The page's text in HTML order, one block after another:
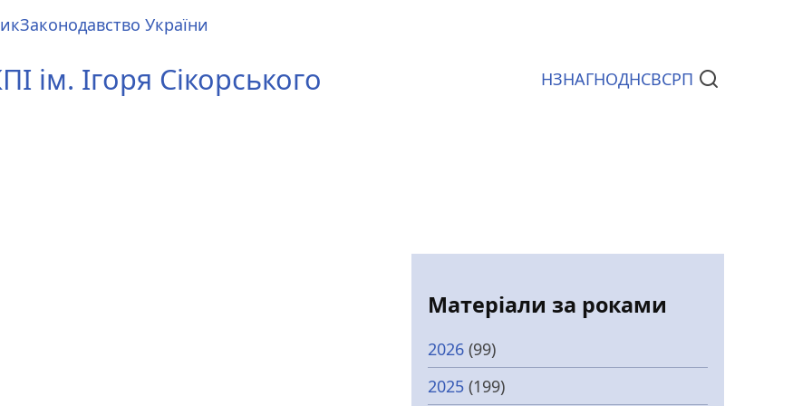
Законодавство України
ім. Ігоря Сікорського Документи
НЗНАГНОДНСВСРП
Матеріали за роками
2026 (99)
2025 (199)